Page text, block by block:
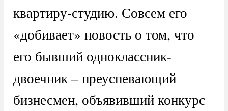
квартиру-студию. Совсем его
«добивает» новость о том, что
его бывший одноклассник-
двоечник – преуспевающий
бизнесмен, объявивший конкурс